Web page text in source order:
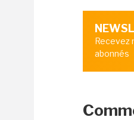
Recevez
abonnés